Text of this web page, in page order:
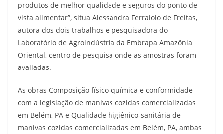
produtos de melhor qualidade e seguros do ponto de
vista alimentar”, situa Alessandra Ferraiolo de Freitas,
autora dos dois trabalhos e pesquisadora do
Laboratório de Agroindústria da Embrapa Amazônia
Oriental, centro de pesquisa onde as amostras foram
avaliadas.
As obras Composição físico-química e conformidade
com a legislação de manivas cozidas comercializadas
em Belém, PA e Qualidade higiênico-sanitária de
manivas cozidas comercializadas em Belém, PA, ambas